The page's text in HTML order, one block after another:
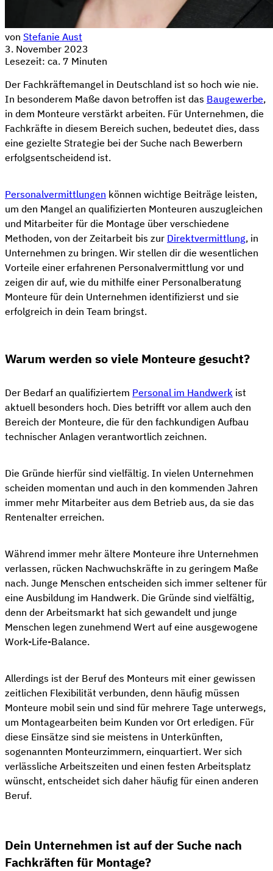
von Stefanie Aust
3. November 2023
Lesezeit: ca. 7 Minuten
Der Fachkräftemangel in Deutschland ist so hoch wie nie.
In besonderem Maße davon betroffen ist das Baugewerbe,
in dem Monteure verstärkt arbeiten. Für Unternehmen, die
Fachkräfte in diesem Bereich suchen, bedeutet dies, dass
eine gezielte Strategie bei der Suche nach Bewerbern
erfolgsentscheidend ist.
Personalvermittlungen können wichtige Beiträge leisten,
um den Mangel an qualifizierten Monteuren auszugleichen
und Mitarbeiter für die Montage über verschiedene
Methoden, von der Zeitarbeit bis zur Direktvermittlung, in
Unternehmen zu bringen. Wir stellen dir die wesentlichen
Vorteile einer erfahrenen Personalvermittlung vor und
zeigen dir auf, wie du mithilfe einer Personalberatung
Monteure für dein Unternehmen identifizierst und sie
erfolgreich in dein Team bringst.
Warum werden so viele Monteure gesucht?
Der Bedarf an qualifiziertem Personal im Handwerk ist
aktuell besonders hoch. Dies betrifft vor allem auch den
Bereich der Monteure, die für den fachkundigen Aufbau
technischer Anlagen verantwortlich zeichnen.
Die Gründe hierfür sind vielfältig. In vielen Unternehmen
scheiden momentan und auch in den kommenden Jahren
immer mehr Mitarbeiter aus dem Betrieb aus, da sie das
Rentenalter erreichen.
Während immer mehr ältere Monteure ihre Unternehmen
verlassen, rücken Nachwuchskräfte in zu geringem Maße
nach. Junge Menschen entscheiden sich immer seltener für
eine Ausbildung im Handwerk. Die Gründe sind vielfältig,
denn der Arbeitsmarkt hat sich gewandelt und junge
Menschen legen zunehmend Wert auf eine ausgewogene
Work-Life-Balance.
Allerdings ist der Beruf des Monteurs mit einer gewissen
zeitlichen Flexibilität verbunden, denn häufig müssen
Monteure mobil sein und sind für mehrere Tage unterwegs,
um Montagearbeiten beim Kunden vor Ort erledigen. Für
diese Einsätze sind sie meistens in Unterkünften,
sogenannten Monteurzimmern, einquartiert. Wer sich
verlässliche Arbeitszeiten und einen festen Arbeitsplatz
wünscht, entscheidet sich daher häufig für einen anderen
Beruf.
Dein Unternehmen ist auf der Suche nach
Fachkräften für Montage?